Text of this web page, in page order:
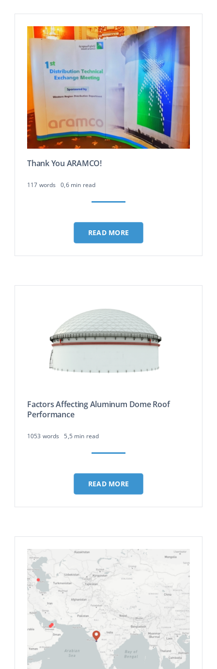
Thank You ARAMCO!
117 words 0,6 min read
READ MORE
Factors Affecting Aluminum Dome Roof
Performance
1053 words 5,5 min read
READ MORE